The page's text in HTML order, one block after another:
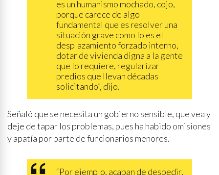
es un humanismo mochado, cojo,
porque carece de algo
fundamental que es resolver una
situación grave como lo es el
desplazamiento forzado interno,
dotar de vivienda digna a la gente
que lo requiere, regularizar
predios que llevan décadas
solicitando”, dijo.
Señaló que se necesita un gobierno sensible, que vea y
deje de tapar los problemas, pues ha habido omisiones
y apatía por parte de funcionarios menores.
“Por ejemplo, acaban de despedir,